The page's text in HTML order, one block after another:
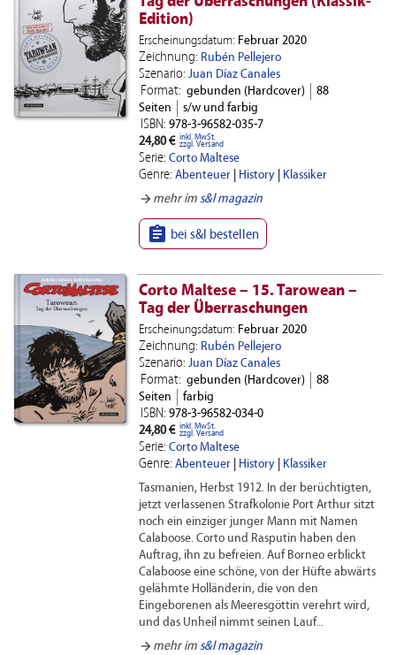
Edition)
Erscheinungsdatum: Februar 2020
Zeichnung: Rubén Pellejero
Szenario: Juan Díaz Canales
Format: gebunden (Hardcover)
88
Seiten
s/w und farbig
ISBN: 978-3-96582-035-7
24,80 € inkl. MwSt.
zzgl. Versand
Serie: Corto Maltese
Genre: Abenteuer| History| Klassiker
arrow_forward mehr im s&l magazin
 bei s&l bestellen
Corto Maltese – 15. Tarowean –
Tag der Überraschungen
Erscheinungsdatum: Februar 2020
Zeichnung: Rubén Pellejero
Szenario: Juan Díaz Canales
Format: gebunden (Hardcover)
88
Seiten
farbig
ISBN: 978-3-96582-034-0
24,80 € inkl. MwSt.
zzgl. Versand
Serie: Corto Maltese
Genre: Abenteuer| History| Klassiker
Tasmanien, Herbst 1912. In der berüchtigten,
jetzt verlassenen Strafkolonie Port Arthur sitzt
noch ein einziger junger Mann mit Namen
Calaboose. Corto und Rasputin haben den
Auftrag, ihn zu befreien. Auf Borneo erblickt
Calaboose eine schöne, von der Hüfte abwärts
gelähmte Holländerin, die von den
Eingeborenen als Meeresgöttin verehrt wird,
und das Unheil nimmt seinen Lauf...
arrow_forward mehr im s&l magazin